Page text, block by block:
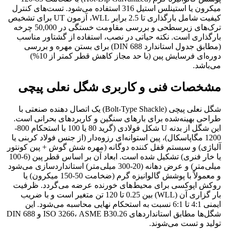
میکرون یا استینلس استیل 316 استفاده می‌شود. تست‌های کنترل
کیفیت شامل بارگذاری تا 2.5 برابر WLL، آزمون UT برای تشخیص
ترک‌های زیرسطحی و بررسی مقاومت خستگی در 50,000 چرخه
بارگذاری است. نکته حیاتی در نصب، استفاده از گشتاور مناسب
(مطابق جدول استاندارد DIN 688) برای بستن مهره و بررسی
دوره‌ای فرسایش پین (با حد مجاز کاهش قطر کمتر از 10%)
می‌باشد.
مشخصات فنی و کاربری شگل نعلی پیچی
شگل نعلی پیچی (Bolt-Type Shackle) یک اتصال‌ دهنده صنعتی با
طراحی بهینه‌شده برای بارهای سنگین و کاربردهای بحرانی است.
این شگل از بدنه U شکل فولادی (گرید 80 یا 100 با استحکام 800-
1200 مگاپاسکال)، پین استوانه‌ای رزوه‌دار (از جنس فولاد کربنی یا
آلیاژی) و سیستم قفل‌ کننده دوگانه (مهره شش‌ گوش + پین کونتور
یا خار فنری) تشکیل شده است. ابعاد آن بر اساس قطر پین (6-100
میلی‌متر) و عرض دهانه (20-300 میلی‌متر) استانداردسازی می‌شود
و معمولاً با پوشش گالوانیزه گرم (ضخامت 50-150 میکرون) یا
روکش اپوکسی برای محیط‌های خورنده عرضه می‌گردد. ظرفیت
بار گزاری آن (WLL) بین 0.25 تا 120 تن متغیر است و با ضریب
ایمنی 4:1 تا 6:1 نسبت به استحکام نهایی محاسبه می‌شود. این
شگل‌ها مطابق استانداردهای ISO 3266، ASME B30.26 و DIN 688
تولید و تست می‌شوند.